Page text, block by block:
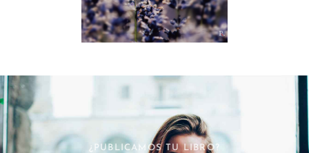
¿PUBLICAMOS TU LIBRO?